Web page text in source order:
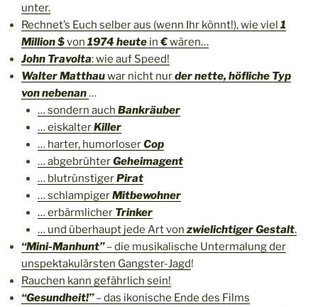
unter.
Rechnet’s Euch selber aus (wenn Ihr könnt!), wie viel 1
Million $von 1974 heute in €wären…
John Travolta: wie auf Speed!
Walter Matthauwar nicht nurder nette, höfliche Typ
von nebenan…
… sondern auch Bankräuber
… eiskalterKiller
… harter, humorloserCop
… abgebrühterGeheimagent
… blutrünstigerPirat
… schlampigerMitbewohner
… erbärmlicher Trinker
… und überhaupt jede Art vonzwielichtiger Gestalt.
“Mini-Manhunt”– die musikalische Untermalung der
unspektakulärsten Gangster-Jagd!
Rauchen kann gefährlich sein!
“Gesundheit!”– das ikonische Ende des Films